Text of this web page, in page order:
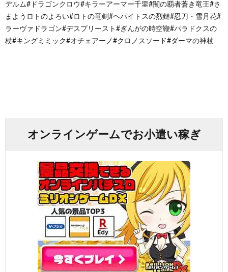
デルム#ドラゴンクロウ#キラーアーマー千里#闇の覇者蒼き竜王#さ
まようロトのよろい#ロトの竜剣#ヘパイトスの烈鎚#忍刀・雪月花#
ラーヴァドラゴン#デスプリースト#ぎんがの時空鞭#パラドクスの
杖#キングミミック#オチェアーノ#クロノスソード#ダーマの神杖
オンラインゲームでお小遣い稼ぎ